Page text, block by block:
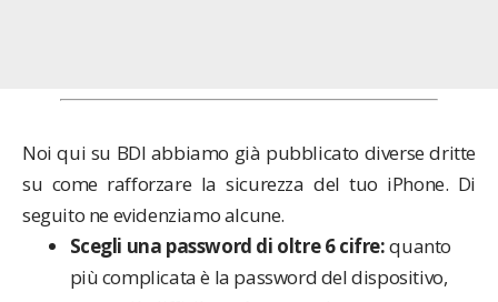
Noi qui su BDI abbiamo già pubblicato diverse dritte
su come rafforzare la sicurezza del tuo iPhone. Di
seguito ne evidenziamo alcune.
Scegli una password di oltre 6 cifre:quanto
più complicata è la password del dispositivo,